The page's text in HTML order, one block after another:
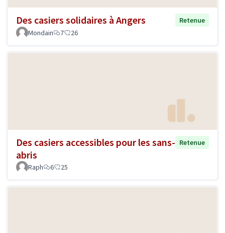
Des casiers solidaires à Angers
Retenue
Mondain
7 26
Des casiers accessibles pour les sans-
abris
Retenue
Raph 6 25